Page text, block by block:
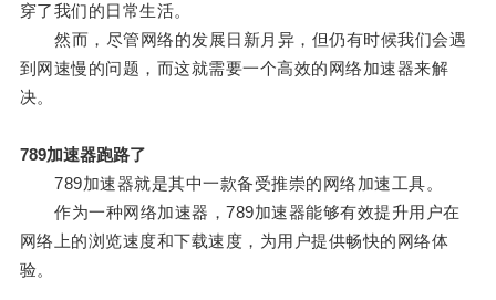
穿了我们的日常生活。
然而，尽管网络的发展日新月异，但仍有时候我们会遇
到网速慢的问题，而这就需要一个高效的网络加速器来解
决。
789加速器跑路了
789加速器就是其中一款备受推崇的网络加速工具。
作为一种网络加速器，789加速器能够有效提升用户在
网络上的浏览速度和下载速度，为用户提供畅快的网络体
验。